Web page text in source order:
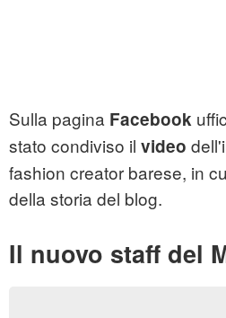
Sulla pagina Facebook
stato condiviso il video
fashion creator barese, in
della storia del blog.
Il nuovo staff del